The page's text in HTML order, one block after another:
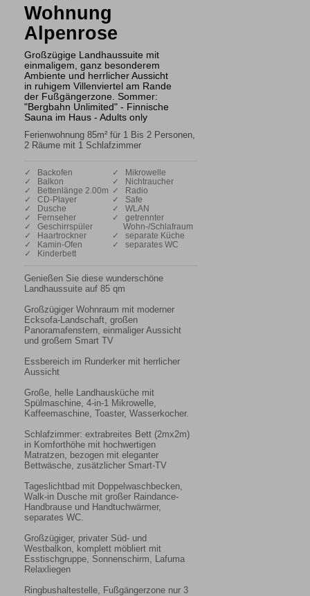
Wohnung
Alpenrose
Großzügige Landhaussuite mit
einmaligem, ganz besonderem
Ambiente und herrlicher Aussicht
in ruhigem Villenviertel am Rande
der Fußgängerzone. Sommer:
"Bergbahn Unlimited" - Finnische
Sauna im Haus - Adults only
Ferienwohnung 85m² für 1 Bis 2 Personen,
2 Räume mit 1 Schlafzimmer
✓ Backofen
✓ Balkon
✓ Bettenlänge 2.00m
✓ CD-Player
✓ Dusche
✓ Fernseher
✓ Geschirrspüler
✓ Haartrockner
✓ Kamin-Ofen
✓ Kinderbett
✓ Mikrowelle
✓ Nichtraucher
✓ Radio
✓ Safe
✓ WLAN
✓ getrennter
Wohn-/Schlafraum
✓ separate Küche
✓ separates WC
Genießen Sie diese wunderschöne
Landhaussuite auf 85 qm
Großzügiger Wohnraum mit moderner
Ecksofa-Landschaft, großen
Panoramafenstern, einmaliger Aussicht
und großem Smart TV
Essbereich im Runderker mit herrlicher
Aussicht
Große, helle Landhausküche mit
Spülmaschine, 4-in-1 Mikrowelle,
Kaffeemaschine, Toaster, Wasserkocher.
Schlafzimmer: extrabreites Bett (2mx2m)
in Komforthöhe mit hochwertigen
Matratzen, bezogen mit eleganter
Bettwäsche, zusätzlicher Smart-TV
Tageslichtbad mit Doppelwaschbecken,
Walk-in Dusche mit großer Raindance-
Handbrause und Handtuchwärmer,
separates WC.
Großzügiger, privater Süd- und
Westbalkon, komplett möbliert mit
Esstischgruppe, Sonnenschirm, Lafuma
Relaxliegen
Ringbushaltestelle, Fußgängerzone nur 3